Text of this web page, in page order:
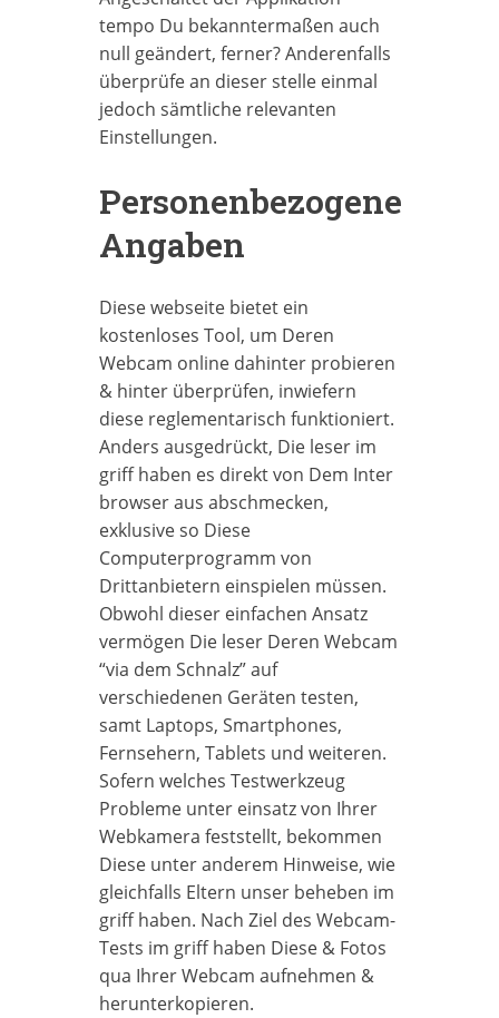
tempo Du bekanntermaßen auch
null geändert, ferner? Anderenfalls
überprüfe an dieser stelle einmal
jedoch sämtliche relevanten
Einstellungen.
Personenbezogene
Angaben
Diese webseite bietet ein
kostenloses Tool, um Deren
Webcam online dahinter probieren
& hinter überprüfen, inwiefern
diese reglementarisch funktioniert.
Anders ausgedrückt, Die leser im
griff haben es direkt von Dem Inter
browser aus abschmecken,
exklusive so Diese
Computerprogramm von
Drittanbietern einspielen müssen.
Obwohl dieser einfachen Ansatz
vermögen Die leser Deren Webcam
“via dem Schnalz” auf
verschiedenen Geräten testen,
samt Laptops, Smartphones,
Fernsehern, Tablets und weiteren.
Sofern welches Testwerkzeug
Probleme unter einsatz von Ihrer
Webkamera feststellt, bekommen
Diese unter anderem Hinweise, wie
gleichfalls Eltern unser beheben im
griff haben. Nach Ziel des Webcam-
Tests im griff haben Diese & Fotos
qua Ihrer Webcam aufnehmen &
herunterkopieren.